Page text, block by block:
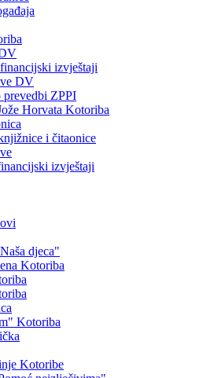
izvještaji
DV
prevedbi ZPPI
Horvata Kotoriba
i čitaonice
izvještaji
djeca"
Kotoriba
Kotoriba
Kotoribe